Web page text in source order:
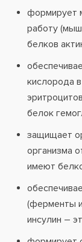
формирует
работу
белков
кислорода
белок
защищает
организма
имеют
(ферменты
инсулин –